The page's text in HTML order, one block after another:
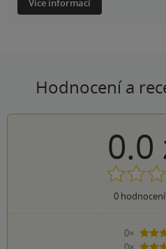
Více informací
Hodnocení a
0.0
0
0×